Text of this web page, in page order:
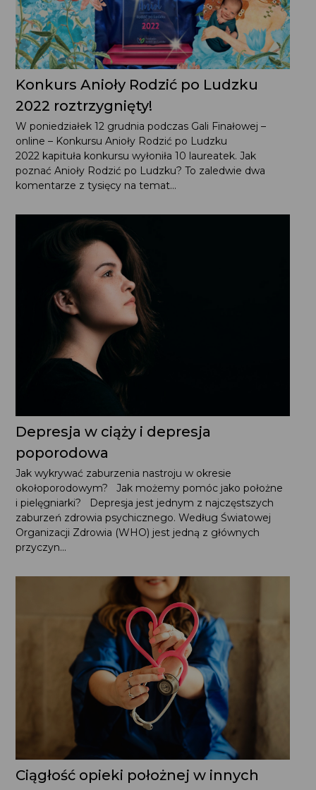
Konkurs Anioły Rodzić po Ludzku 2022
roztrzygnięty!
W poniedziałek 12 grudnia podczas Gali Finałowej – online
– Konkursu Anioły Rodzić po Ludzku 2022 kapituła
konkursu wyłoniła 10 laureatek. Jak poznać Anioły Rodzić
po Ludzku? To zaledwie dwa komentarze z tysięcy
na temat...
Depresja w ciąży i depresja
poporodowa
Jak wykrywać zaburzenia nastroju w okresie
okołoporodowym? Jak możemy pomóc jako położne
i pielęgniarki? Depresja jest jednym z najczęstszych
zaburzeń zdrowia psychicznego. Według Światowej
Organizacji Zdrowia (WHO) jest jedną z głównych